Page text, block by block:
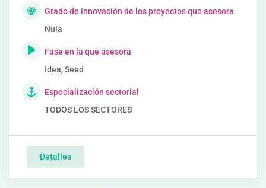
Grado de innovación de los proyectos que asesora
Nula
Fase en la que asesora
Idea, Seed
Especialización sectorial
TODOS LOS SECTORES
Detalles